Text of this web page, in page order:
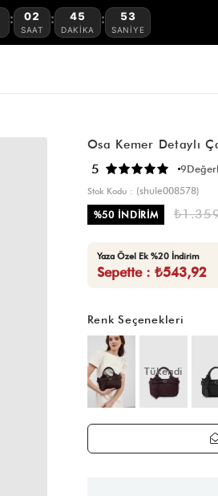
: 02
SAAT
: 45
DAKIKA
: 52
SANIYE
Osa Kemer Detaylı
5 9
Stok Kodu
(shule008578)
%50İNDIRIM
Yaza Özel Ek %20 İndirim
Sepette : ₺543,92
Renk Seçenekleri
Tükendi